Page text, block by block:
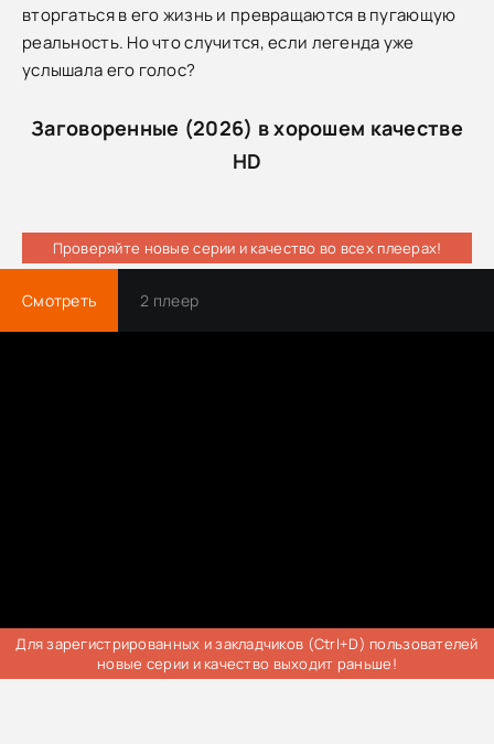
вторгаться в его жизнь и превращаются в пугающую
реальность. Но что случится, если легенда уже
услышала его голос?
Заговоренные (2026) в хорошем качестве
HD
Проверяйте новые серии и качество во всех плеерах!
Смотреть 2 плеер
Для зарегистрированных и закладчиков (Ctrl+D) пользователей
новые серии и качество выходит раньше!